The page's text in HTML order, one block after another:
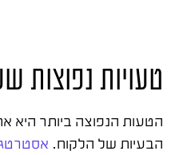
טעויות נפוצות
הבעיות של הלקוח.